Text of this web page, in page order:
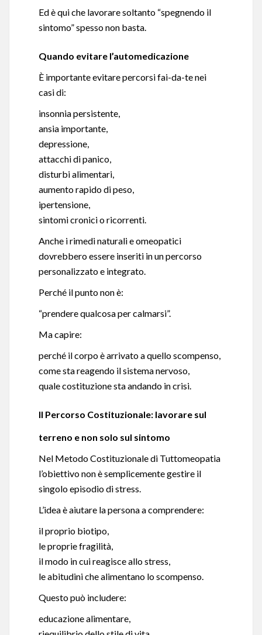
Ed è qui che lavorare soltanto “spegnendo il
sintomo” spesso non basta.
Quando evitare l’automedicazione
È importante evitare percorsi fai-da-te nei
casi di:
insonnia persistente,
ansia importante,
depressione,
attacchi di panico,
disturbi alimentari,
aumento rapido di peso,
ipertensione,
sintomi cronici o ricorrenti.
Anche i rimedi naturali e omeopatici
dovrebbero essere inseriti in un percorso
personalizzato e integrato.
Perché il punto non è:
“prendere qualcosa per calmarsi”.
Ma capire:
perché il corpo è arrivato a quello scompenso,
come sta reagendo il sistema nervoso,
quale costituzione sta andando in crisi.
Il Percorso Costituzionale: lavorare sul
terreno e non solo sul sintomo
Nel Metodo Costituzionale di Tuttomeopatia
l’obiettivo non è semplicemente gestire il
singolo episodio di stress.
L’idea è aiutare la persona a comprendere:
il proprio biotipo,
le proprie fragilità,
il modo in cui reagisce allo stress,
le abitudini che alimentano lo scompenso.
Questo può includere:
educazione alimentare,